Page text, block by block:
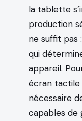
la tablette
production
ne suffit pas
qui
appareil.
écran tactile
nécessaire
capables de